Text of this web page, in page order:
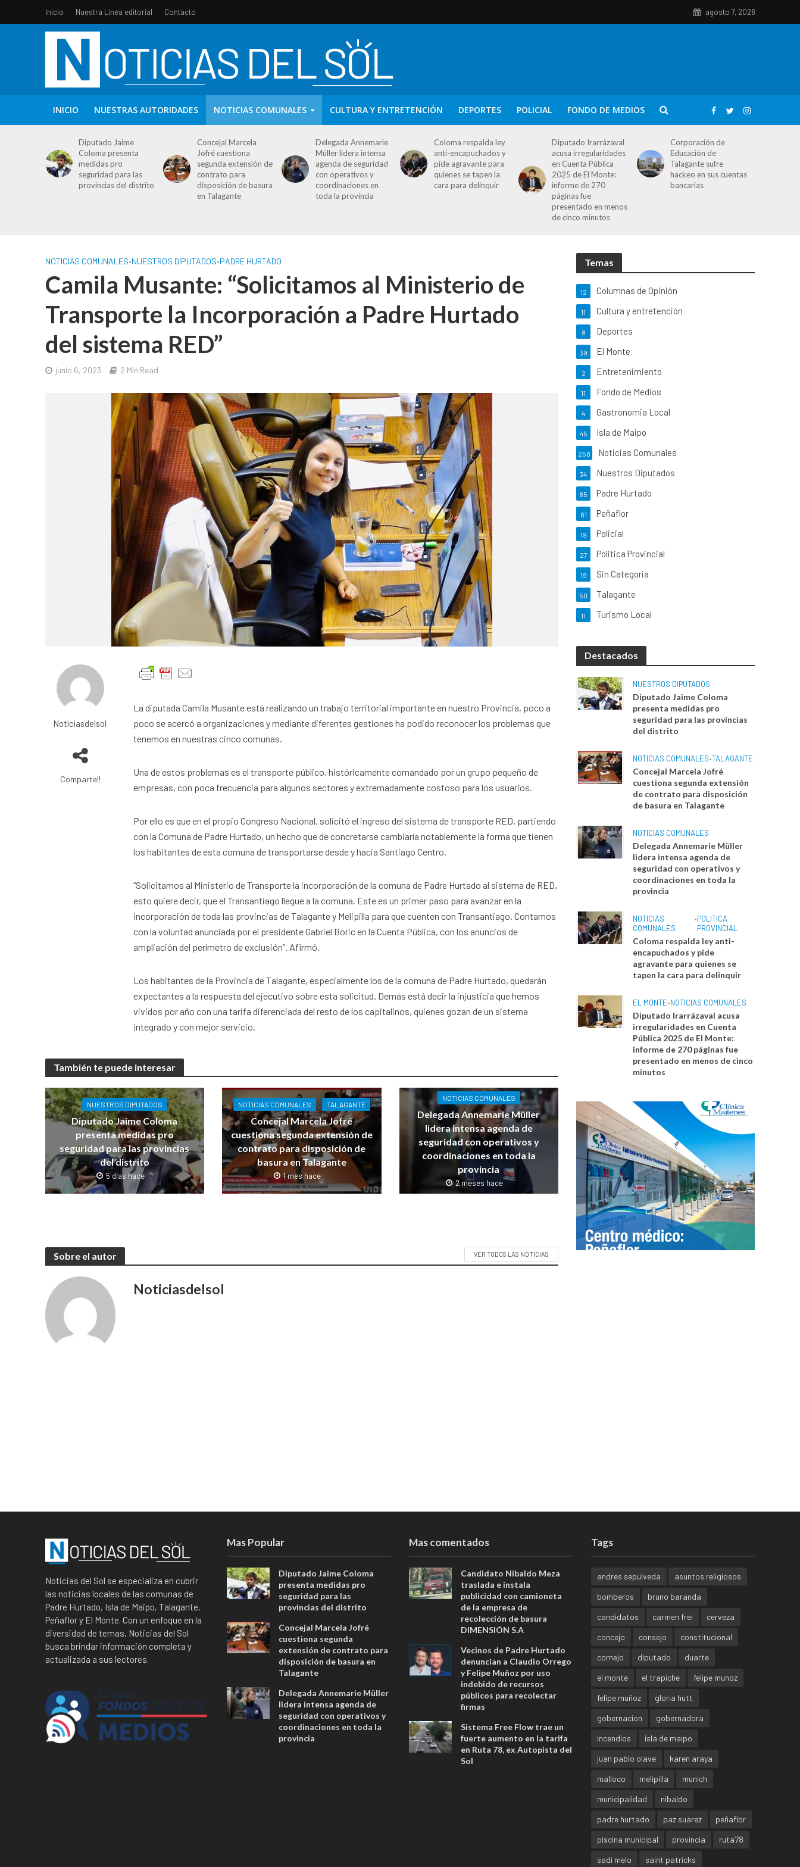
Inicio Nuestra Línea editorial Contacto agosto 7, 2026
INICIO NUESTRAS AUTORIDADES NOTICIAS COMUNALES CULTURA Y ENTRETENCIÓN DEPORTES POLICIAL FONDO DE MEDIOS
Diputado Jaime
Coloma presenta
medidas pro
seguridad para las
provincias del distrito
Concejal Marcela
Jofré cuestiona
segunda extensión de
contrato para
disposición de basura
en Talagante
Delegada Annemarie
Müller lidera intensa
agenda de seguridad
con operativos y
coordinaciones en
toda la provincia
Coloma respalda ley
anti-encapuchados y
pide agravante para
quienes se tapen la
cara para delinquir
Diputado Irarrázaval
acusa irregularidades
en Cuenta Pública
2025 de El Monte:
informe de 270
páginas fue
presentado en menos
de cinco minutos
Corporación de
Educación de
Talagante sufre
hackeo en sus cuentas
bancarias
NOTICIAS COMUNALES•NUESTROS DIPUTADOS•PADRE HURTADO
Camila Musante: “Solicitamos al Ministerio de
Transporte la Incorporación a Padre Hurtado
del sistema RED”
junio 6, 2023 2 Min Read
Noticiasdelsol
Comparte!!
La diputada Camila Musante está realizando un trabajo territorial importante en nuestro Provincia, poco a
poco se acercó a organizaciones y mediante diferentes gestiones ha podido reconocer los problemas que
tenemos en nuestras cinco comunas.
Una de estos problemas es el transporte público, históricamente comandado por un grupo pequeño de
empresas, con poca frecuencia para algunos sectores y extremadamente costoso para los usuarios.
Por ello es que en el propio Congreso Nacional, solicitó el ingreso del sistema de transporte RED, partiendo
con la Comuna de Padre Hurtado, un hecho que de concretarse cambiaría notablemente la forma que tienen
los habitantes de esta comuna de transportarse desde y hacia Santiago Centro.
“Solicitamos al Ministerio de Transporte la incorporación de la comuna de Padre Hurtado al sistema de RED,
esto quiere decir, que el Transantiago llegue a la comuna. Este es un primer paso para avanzar en la
incorporación de toda las provincias de Talagante y Melipilla para que cuenten con Transantiago. Contamos
con la voluntad anunciada por el presidente Gabriel Boric en la Cuenta Pública, con los anuncios de
ampliación del perímetro de exclusión”. Afirmó.
Los habitantes de la Provincia de Talagante, especialmente los de la comuna de Padre Hurtado, quedarán
expectantes a la respuesta del ejecutivo sobre esta solicitud. Demás está decir la injusticia que hemos
vividos por año con una tarifa diferenciada del resto de los capitalinos, quienes gozan de un sistema
integrado y con mejor servicio.
También te puede interesar
NUESTROS DIPUTADOS
Diputado Jaime Coloma
presenta medidas pro
seguridad para las provincias
del distrito
5 días hace
NOTICIAS COMUNALES TALAGANTE
Concejal Marcela Jofré
cuestiona segunda extensión de
contrato para disposición de
basura en Talagante
1 mes hace
NOTICIAS COMUNALES
Delegada Annemarie Müller
lidera intensa agenda de
seguridad con operativos y
coordinaciones en toda la
provincia
2 meses hace
Sobre el autor VER TODOS LAS NOTICIAS
Noticiasdelsol
Temas
Columnas de Opinión
12
Cultura y entretención
11
Deportes
8
El Monte
39
Entretenimiento
2
Fondo de Medios
11
Gastronomia Local
4
Isla de Maipo
45
Noticias Comunales
258
Nuestros Diputados
34
Padre Hurtado
85
Peñaflor
61
Policial
19
Politica Provincial
27
Sin Categoria
19
Talagante
50
Turismo Local
11
Destacados
NUESTROS DIPUTADOS
Diputado Jaime Coloma
presenta medidas pro
seguridad para las provincias
del distrito
NOTICIAS COMUNALES•TALAGANTE
Concejal Marcela Jofré
cuestiona segunda extensión
de contrato para disposición
de basura en Talagante
NOTICIAS COMUNALES
Delegada Annemarie Müller
lidera intensa agenda de
seguridad con operativos y
coordinaciones en toda la
provincia
NOTICIAS
COMUNALES
•POLITICA
PROVINCIAL
Coloma respalda ley anti-
encapuchados y pide
agravante para quienes se
tapen la cara para delinquir
EL MONTE•NOTICIAS COMUNALES
Diputado Irarrázaval acusa
irregularidades en Cuenta
Pública 2025 de El Monte:
informe de 270 páginas fue
presentado en menos de cinco
minutos
Noticias del Sol se especializa en cubrir
las noticias locales de las comunas de
Padre Hurtado, Isla de Maipo, Talagante,
Peñaflor y El Monte. Con un enfoque en la
diversidad de temas, Noticias del Sol
busca brindar información completa y
actualizada a sus lectores.
Mas Popular
Diputado Jaime Coloma
presenta medidas pro
seguridad para las
provincias del distrito
Concejal Marcela Jofré
cuestiona segunda
extensión de contrato para
disposición de basura en
Talagante
Delegada Annemarie Müller
lidera intensa agenda de
seguridad con operativos y
coordinaciones en toda la
provincia
Mas comentados
Candidato Nibaldo Meza
traslada e instala
publicidad con camioneta
de la empresa de
recolección de basura
DIMENSIÓN S.A
Vecinos de Padre Hurtado
denuncian a Claudio Orrego
y Felipe Muñoz por uso
indebido de recursos
públicos para recolectar
firmas
Sistema Free Flow trae un
fuerte aumento en la tarifa
en Ruta 78, ex Autopista del
Sol
Tags
andres sepulveda
asuntos religiosos
bomberos
bruno baranda
candidatos
carmen frei
cerveza
concejo
consejo
constitucional
cornejo
diputado
duarte
el monte
el trapiche
felipe munoz
felipe muñoz
gloria hutt
gobernacion
gobernadora
incendios
isla de maipo
juan pablo olave
karen araya
malloco
melipilla
munich
municipalidad
nibaldo
padre hurtado
paz suarez
peñaflor
piscina municipal
provincia
ruta78
sadi melo
saint patricks